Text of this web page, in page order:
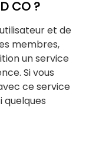
CO ?
et de
membres,
un service
Si vous
ce service
quelques